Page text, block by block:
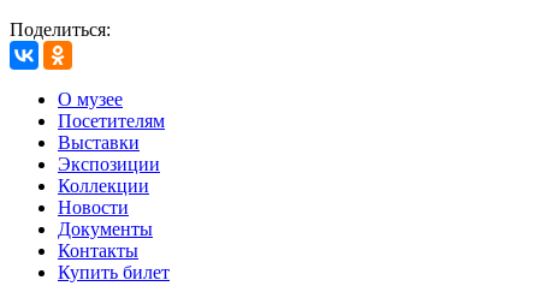
Поделиться:
О музее
Посетителям
Выставки
Экспозиции
Коллекции
Новости
Документы
Контакты
Купить билет